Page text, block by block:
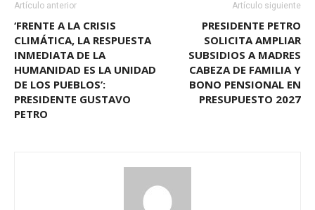
Artículo anterior
‘FRENTE A LA CRISIS
CLIMÁTICA, LA RESPUESTA
INMEDIATA DE LA
HUMANIDAD ES LA UNIDAD
DE LOS PUEBLOS’:
PRESIDENTE GUSTAVO
PETRO
Artículo siguiente
PRESIDENTE PETRO
SOLICITA AMPLIAR
SUBSIDIOS A MADRES
CABEZA DE FAMILIA Y
BONO PENSIONAL EN
PRESUPUESTO 2027